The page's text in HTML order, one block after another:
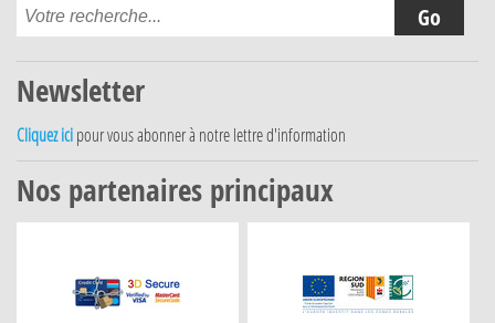
Newsletter
Cliquez ici pour vous abonner à notre lettre d'information
Nos partenaires principaux